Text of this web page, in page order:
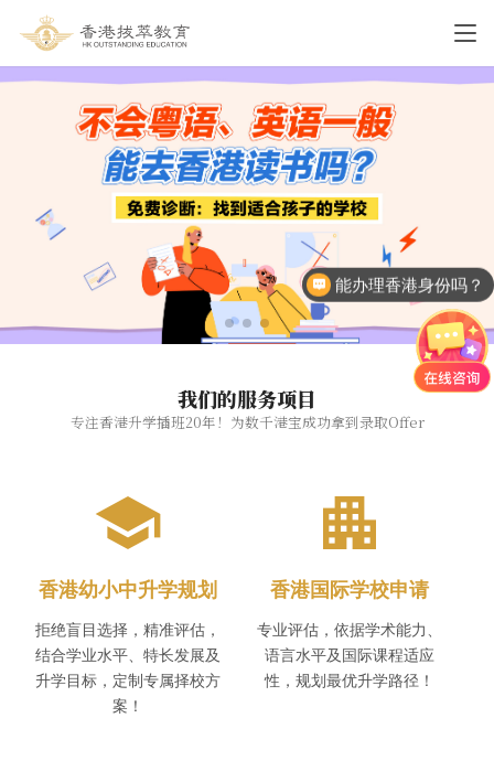
我们的服务项目
专注香港升学插班20年！为数千港宝成功拿到录取Offer
school
香港幼小中升学规划
拒绝盲目选择，精准评估，
结合学业水平、特长发展及
升学目标，定制专属择校方
案！
apartment
香港国际学校申请
专业评估，依据学术能力、
语言水平及国际课程适应
性，规划最优升学路径！
能办理香港身份吗？